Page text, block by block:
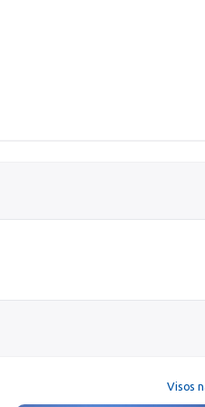
Visos